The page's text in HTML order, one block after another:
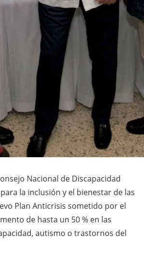
Nacional de Discapacidad
la inclusión y el bienestar de las
Plan Anticrisis sometido por el
de hasta un 50 % en las
autismo o trastornos del